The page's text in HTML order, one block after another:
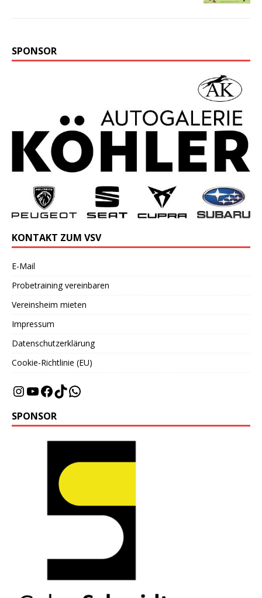
SPONSOR
KONTAKT ZUM VSV
E-Mail
Probetraining vereinbaren
Vereinsheim mieten
Impressum
Datenschutzerklärung
Cookie-Richtlinie (EU)
SPONSOR